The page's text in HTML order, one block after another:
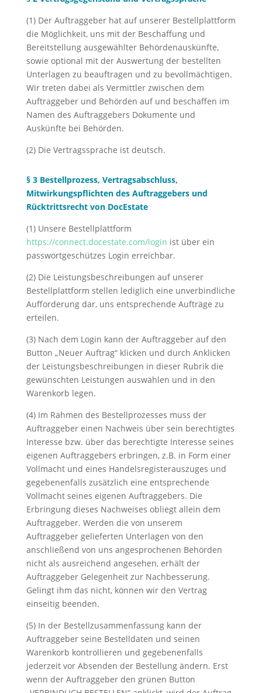
(1) Der Auftraggeber hat auf unserer Bestellplattform
die Möglichkeit, uns mit der Beschaffung und
Bereitstellung ausgewählter Behördenauskünfte,
sowie optional mit der Auswertung der bestellten
Unterlagen zu beauftragen und zu bevollmächtigen.
Wir treten dabei als Vermittler zwischen dem
Auftraggeber und Behörden auf und beschaffen im
Namen des Auftraggebers Dokumente und
Auskünfte bei Behörden.
(2) Die Vertragssprache ist deutsch.
§ 3 Bestellprozess, Vertragsabschluss,
Mitwirkungspflichten des Auftraggebers und
Rücktrittsrecht von DocEstate
(1) Unsere Bestellplattform
https://connect.docestate.com/login ist über ein
passwortgeschützes Login erreichbar.
(2) Die Leistungsbeschreibungen auf unserer
Bestellplattform stellen lediglich eine unverbindliche
Aufforderung dar, uns entsprechende Aufträge zu
erteilen.
(3) Nach dem Login kann der Auftraggeber auf den
Button „Neuer Auftrag“ klicken und durch Anklicken
der Leistungsbeschreibungen in dieser Rubrik die
gewünschten Leistungen auswählen und in den
Warenkorb legen.
(4) Im Rahmen des Bestellprozesses muss der
Auftraggeber einen Nachweis über sein berechtigtes
Interesse bzw. über das berechtigte Interesse seines
eigenen Auftraggebers erbringen, z.B. in Form einer
Vollmacht und eines Handelsregisterauszuges und
gegebenenfalls zusätzlich eine entsprechende
Vollmacht seines eigenen Auftraggebers. Die
Erbringung dieses Nachweises obliegt allein dem
Auftraggeber. Werden die von unserem
Auftraggeber gelieferten Unterlagen von den
anschließend von uns angesprochenen Behörden
nicht als ausreichend angesehen, erhält der
Auftraggeber Gelegenheit zur Nachbesserung.
Gelingt ihm das nicht, können wir den Vertrag
einseitig beenden.
(5) In der Bestellzusammenfassung kann der
Auftraggeber seine Bestelldaten und seinen
Warenkorb kontrollieren und gegebenenfalls
jederzeit vor Absenden der Bestellung ändern. Erst
wenn der Auftraggeber den grünen Button